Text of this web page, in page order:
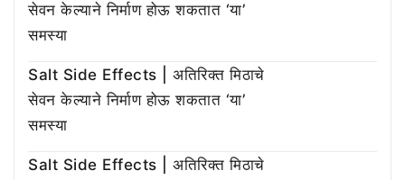
सेवन केल्याने निर्माण होऊ शकतात ‘या’
समस्या
Salt Side Effects | अतिरिक्त मिठाचे
सेवन केल्याने निर्माण होऊ शकतात ‘या’
समस्या
Salt Side Effects | अतिरिक्त मिठाचे